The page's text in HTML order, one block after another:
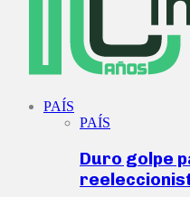
PAÍS
PAÍS
Duro golpe